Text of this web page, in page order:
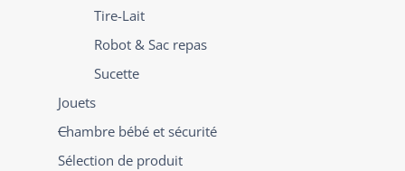
Tire-Lait
Robot & Sac repas
Sucette
Jouets
Chambre bébé et sécurité
Sélection de produit